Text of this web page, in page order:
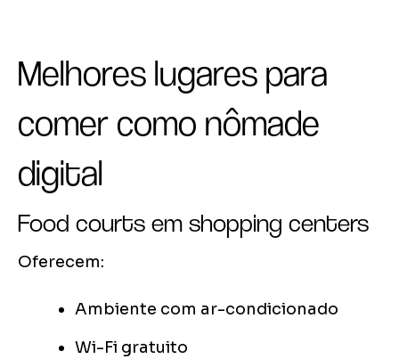
Melhores lugares para
comer como nômade
digital
Food courts em shopping centers
Oferecem:
Ambiente com ar-condicionado
Wi-Fi gratuito